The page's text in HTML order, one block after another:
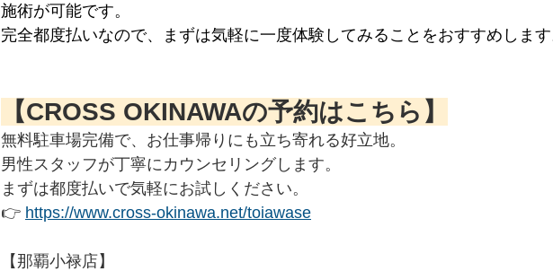
施術が可能です。
完全都度払いなので、まずは気軽に一度体験してみることをおすすめしま
【CROSS OKINAWAの予約はこちら】
無料駐車場完備で、お仕事帰りにも立ち寄れる好立地。
男性スタッフが丁寧にカウンセリングします。
まずは都度払いで気軽にお試しください。
👉 https://www.cross-okinawa.net/toiawase
【那覇小禄店】